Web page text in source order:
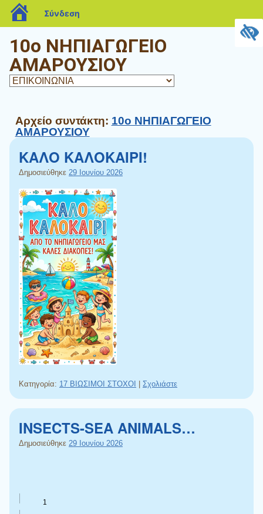
10o ΝΗΠΙΑΓΩΓΕΙΟ
ΑΜΑΡΟΥΣΙΟΥ
Αρχείο συντάκτη: 10ο ΝΗΠΙΑΓΩΓΕΙΟ
ΑΜΑΡΟΥΣΙΟΥ
ΚΑΛΟ ΚΑΛΟΚΑΙΡΙ!
Δημοσιεύθηκε 29 Ιουνίου 2026
Κατηγορία: 17 ΒΙΩΣΙΜΟΙ ΣΤΟΧΟΙ Σχολιάστε
INSECTS-SEA ANIMALS…
Δημοσιεύθηκε 29 Ιουνίου 2026
blogs.sch.gr
Σύνδεση